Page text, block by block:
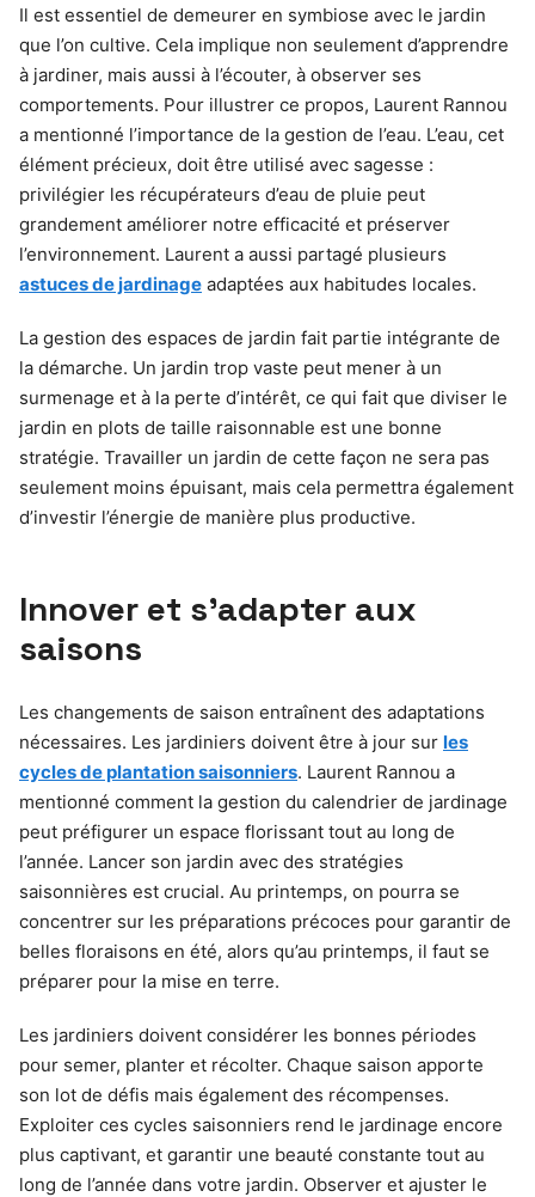
Il est essentiel de demeurer en symbiose avec le jardin
que l’on cultive. Cela implique non seulement d’apprendre
à jardiner, mais aussi à l’écouter, à observer ses
comportements. Pour illustrer ce propos, Laurent Rannou
a mentionné l’importance de la gestion de l’eau. L’eau, cet
élément précieux, doit être utilisé avec sagesse :
privilégier les récupérateurs d’eau de pluie peut
grandement améliorer notre efficacité et préserver
l’environnement. Laurent a aussi partagé plusieurs
astuces de jardinage adaptées aux habitudes locales.
La gestion des espaces de jardin fait partie intégrante de
la démarche. Un jardin trop vaste peut mener à un
surmenage et à la perte d’intérêt, ce qui fait que diviser le
jardin en plots de taille raisonnable est une bonne
stratégie. Travailler un jardin de cette façon ne sera pas
seulement moins épuisant, mais cela permettra également
d’investir l’énergie de manière plus productive.
Innover et s’adapter aux
saisons
Les changements de saison entraînent des adaptations
nécessaires. Les jardiniers doivent être à jour sur les
cycles de plantation saisonniers. Laurent Rannou a
mentionné comment la gestion du calendrier de jardinage
peut préfigurer un espace florissant tout au long de
l’année. Lancer son jardin avec des stratégies
saisonnières est crucial. Au printemps, on pourra se
concentrer sur les préparations précoces pour garantir de
belles floraisons en été, alors qu’au printemps, il faut se
préparer pour la mise en terre.
Les jardiniers doivent considérer les bonnes périodes
pour semer, planter et récolter. Chaque saison apporte
son lot de défis mais également des récompenses.
Exploiter ces cycles saisonniers rend le jardinage encore
plus captivant, et garantir une beauté constante tout au
long de l’année dans votre jardin. Observer et ajuster le